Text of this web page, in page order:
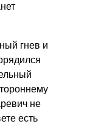
гнев и
не
есть